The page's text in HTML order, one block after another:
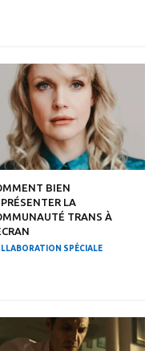
BIEN
LA
TRANS À
SPÉCIALE